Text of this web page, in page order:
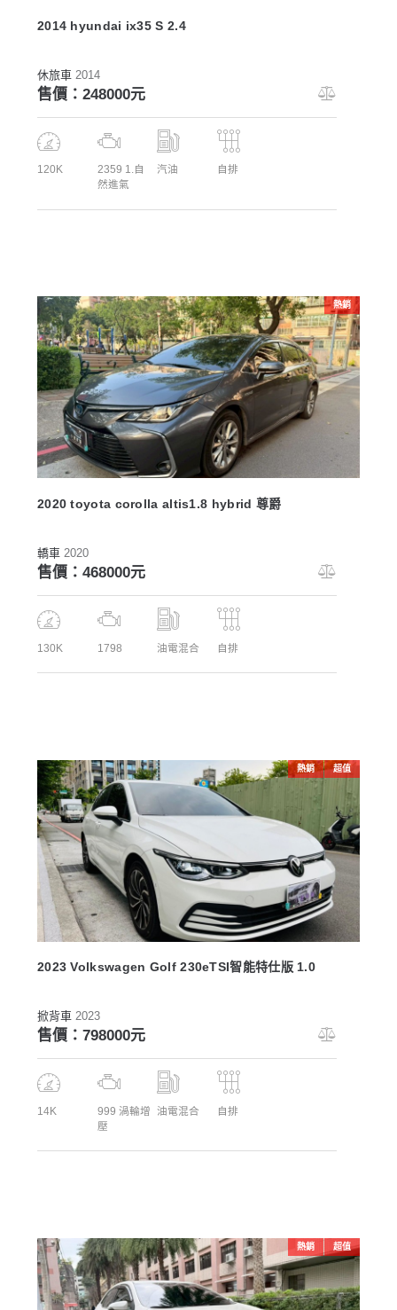
2014 hyundai ix35 S 2.4
休旅車 2014
售價：248000元
120K
2359 1.自
然進氣
汽油 自排
熱銷
2020 toyota corolla altis1.8 hybrid 尊爵
轎車 2020
售價：468000元
130K 1798 油電混合 自排
熱銷 超值
2023 Volkswagen Golf 230eTSI智能特仕版 1.0
掀背車 2023
售價：798000元
14K
999 渦輪增
壓
油電混合 自排
熱銷 超值